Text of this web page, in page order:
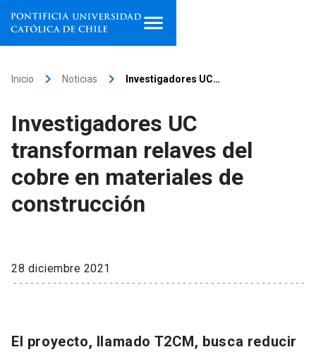
Facultades, escuelas e
institutos
Investigación
Inicio keyboard_arrow_right Noticias keyboard_arrow_right Investigadores UC…
Investigadores UC
transforman relaves del
cobre en materiales de
construcción
28 diciembre 2021
El proyecto, llamado T2CM, busca reducir